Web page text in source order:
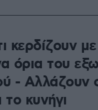
κερδίζουν
όρια του
- Αλλάζουν
κυνήγι